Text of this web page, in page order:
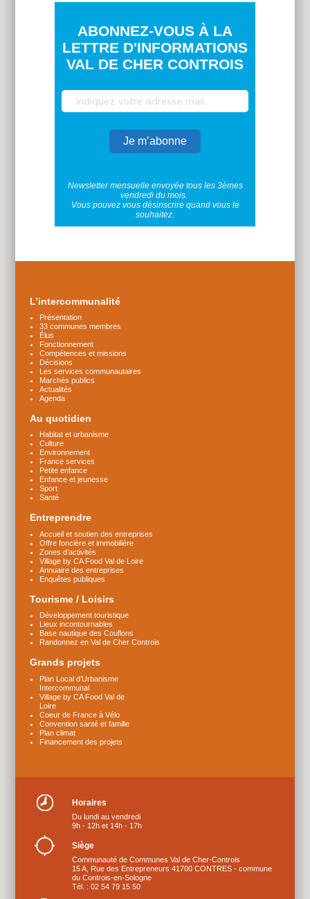
ABONNEZ-VOUS À LA
LETTRE D'INFORMATIONS
VAL DE CHER CONTROIS
Newsletter mensuelle envoyée tous les 3èmes
vendredi du mois.
Vous pouvez vous désinscrire quand vous le
souhaitez.
L’intercommunalité
Présentation
33 communes membres
Élus
Fonctionnement
Compétences et missions
Décisions
Les services communautaires
Marchés publics
Actualités
Agenda
Au quotidien
Habitat et urbanisme
Culture
Environnement
France services
Petite enfance
Enfance et jeunesse
Sport
Santé
Entreprendre
Accueil et soutien des entreprises
Offre foncière et immobilière
Zones d’activités
Village by CA Food Val de Loire
Annuaire des entreprises
Enquêtes publiques
Tourisme / Loisirs
Développement touristique
Lieux incontournables
Base nautique des Couflons
Randonnez en Val de Cher Controis
Grands projets
Plan Local d’Urbanisme
Intercommunal
Village by CA Food Val de
Loire
Coeur de France à Vélo
Convention santé et famille
Plan climat
Financement des projets
Horaires
Du lundi au vendredi
9h - 12h et 14h - 17h
Siège
Communauté de Communes Val de Cher-Controis
15 A, Rue des Entrepreneurs 41700 CONTRES - commune
du Controis-en-Sologne
Tél. : 02 54 79 15 50